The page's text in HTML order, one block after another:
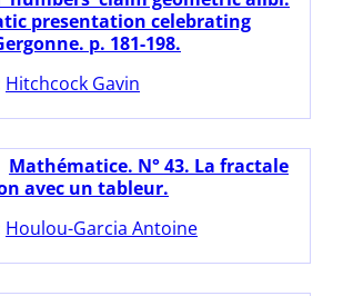
presentation celebrating
p. 181-198.
Hitchcock Gavin
Mathématice. N° 43. La fractale
avec un tableur.
Houlou-Garcia Antoine